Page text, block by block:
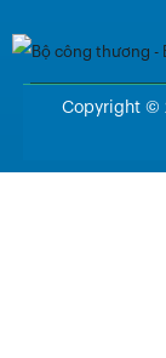
Copyright ©